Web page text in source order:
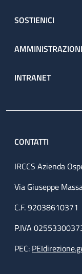
SOSTIENICI
INTRANET
CONTATTI
IRCCS Azienda
Via Giuseppe
C.F. 92038610371
P.IVA
PEC: